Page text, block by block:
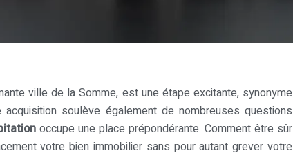
ville de la Somme, est une étape excitante, synonyme
soulève également de nombreuses questions
occupe une place prépondérante. Comment être sûr
votre bien immobilier sans pour autant grever votre